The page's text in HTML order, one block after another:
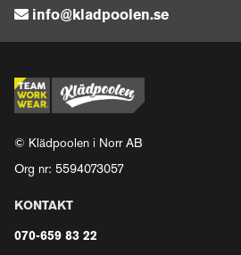
info@kladpoolen.se
© Klädpoolen i Norr AB
Org nr: 5594073057
KONTAKT
070-659 83 22